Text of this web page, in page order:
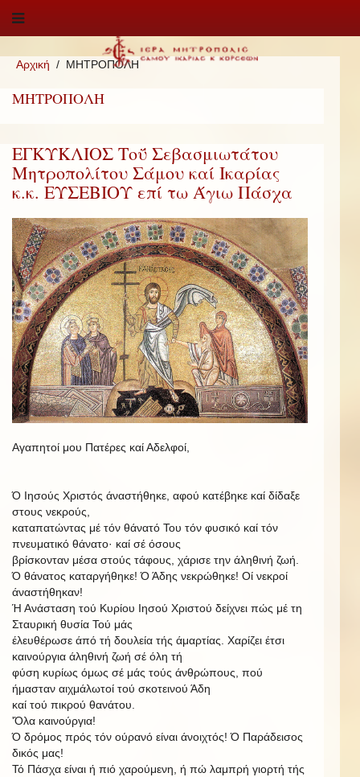
Αρχική ΜΗΤΡΟΠΟΛΗ
ΜΗΤΡΟΠΟΛΗ
ΕΓΚΥΚΛΙΟΣ Τοΰ Σεβασμιωτάτου
Μητροπολίτου Σάμου καί Ικαρίας
κ.κ. ΕΥΣΕΒΙΟΥ επί τω Άγιω Πάσχα
Αγαπητοί μου Πατέρες καί Αδελφοί,
Ό Ιησούς Χριστός άναστήθηκε, αφού κατέβηκε καί δίδαξε
στους νεκρούς,
καταπατώντας μέ τόν θάνατό Του τόν φυσικό καί τόν
πνευματικό θάνατο· καί σέ όσους
βρίσκονταν μέσα στούς τάφους, χάρισε την άληθινή ζωή.
Ό θάνατος καταργήθηκε! Ό Άδης νεκρώθηκε! Οί νεκροί
άναστήθηκαν!
Ή Ανάσταση τού Κυρίου Ιησού Χριστού δείχνει πώς μέ τη
Σταυρική θυσία Τού μάς
έλευθέρωσε άπό τή δουλεία τής άμαρτίας. Χαρίζει έτσι
καινούργια άληθινή ζωή σέ όλη τή
φύση κυρίως όμως σέ μάς τούς άνθρώπους, πού
ήμασταν αιχμάλωτοί τού σκοτεινού Άδη
καί τού πικρού θανάτου.
'Όλα καινούργια!
Ό δρόμος πρός τόν ούρανό είναι άνοιχτός! Ό Παράδεισος
δικός μας!
Τό Πάσχα είναι ή πιό χαρούμενη, ή πώ λαμπρή γιορτή τής